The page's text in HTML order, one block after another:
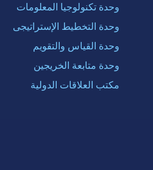
وحدة تكنولوجيا المعلومات
وحدة التخطيط الإستراتيجى
وحدة القياس والتقويم
وحدة متابعة الخريجين
مكتب العلاقات الدولية